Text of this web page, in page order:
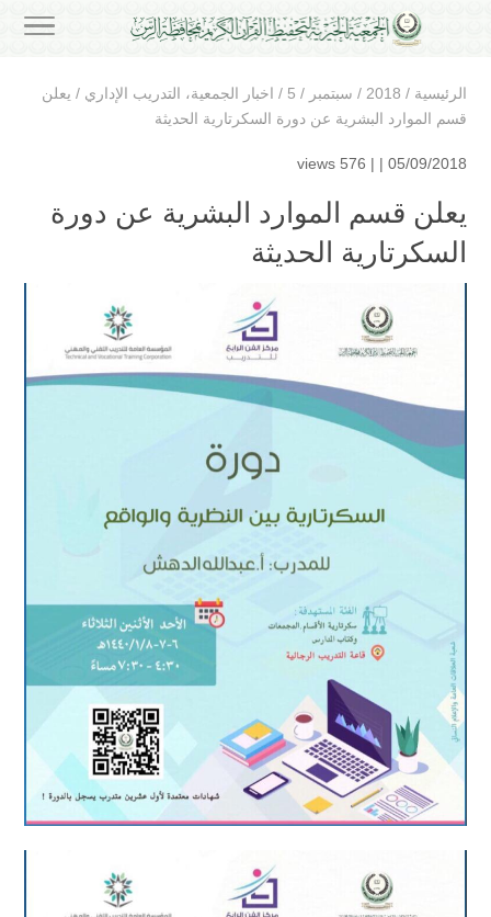
الرئيسية /
2018
/ سبتمبر /
5
/ اخبار الجمعية، التدريب الإداري / يعلن
قسم الموارد البشرية عن دورة السكرتارية الحديثة
05/09/2018 | |
576 views
يعلن قسم الموارد البشرية عن دورة
السكرتارية الحديثة